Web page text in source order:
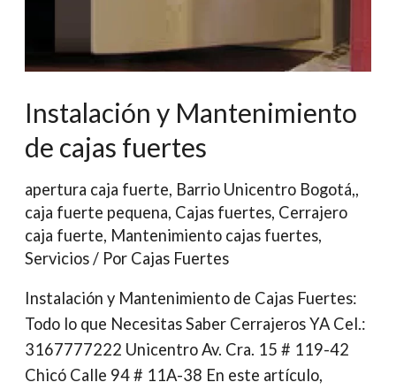
Instalación y Mantenimiento
de cajas fuertes
apertura caja fuerte, Barrio Unicentro Bogotá,,
caja fuerte pequena, Cajas fuertes, Cerrajero
caja fuerte, Mantenimiento cajas fuertes,
Servicios/ Por Cajas Fuertes
Instalación y Mantenimiento de Cajas Fuertes:
Todo lo que Necesitas Saber Cerrajeros YA Cel.:
3167777222 Unicentro Av. Cra. 15 # 119-42
Chicó Calle 94 # 11A-38 En este artículo,